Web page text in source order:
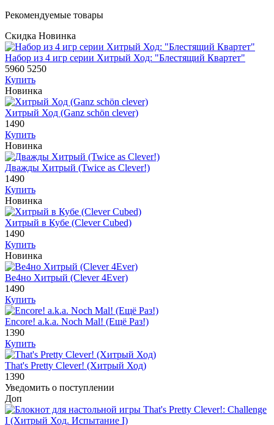
Рекомендуемые товары
Скидка Новинка
Набор из 4 игр серии Хитрый Ход: "Блестящий Квартет"
5960 5250
Купить
Новинка
Хитрый Ход (Ganz schön clever)
1490
Купить
Новинка
Дважды Хитрый (Twice as Clever!)
1490
Купить
Новинка
Хитрый в Кубе (Clever Cubed)
1490
Купить
Новинка
Ве4но Хитрый (Clever 4Ever)
1490
Купить
Encore! a.k.a. Noch Mal! (Ещё Раз!)
1390
Купить
That's Pretty Clever! (Хитрый Ход)
1390
Уведомить о поступлении
Доп